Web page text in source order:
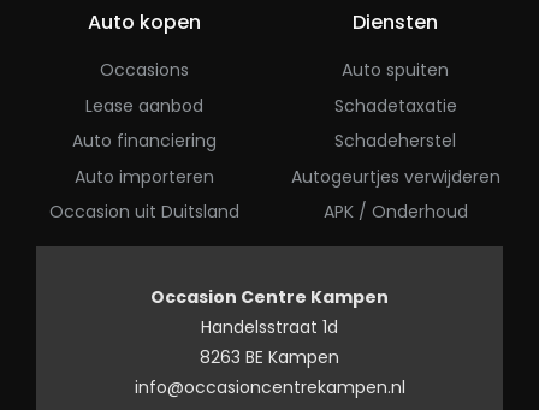
Auto kopen
Occasions
Lease aanbod
Auto financiering
Auto importeren
Occasion uit Duitsland
Diensten
Auto spuiten
Schadetaxatie
Schadeherstel
Autogeurtjes verwijderen
APK / Onderhoud
Occasion Centre Kampen
Handelsstraat 1d
8263 BE Kampen
info@occasioncentrekampen.nl